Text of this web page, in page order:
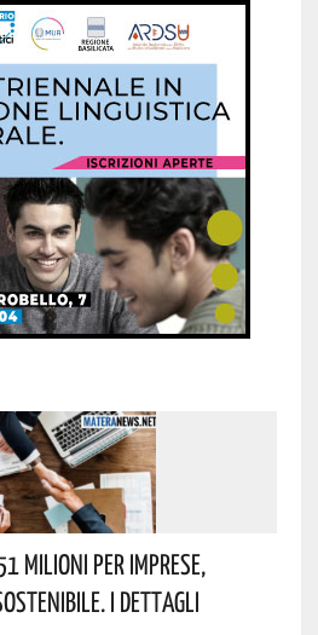
Milioni Per Imprese,
I Dettagli